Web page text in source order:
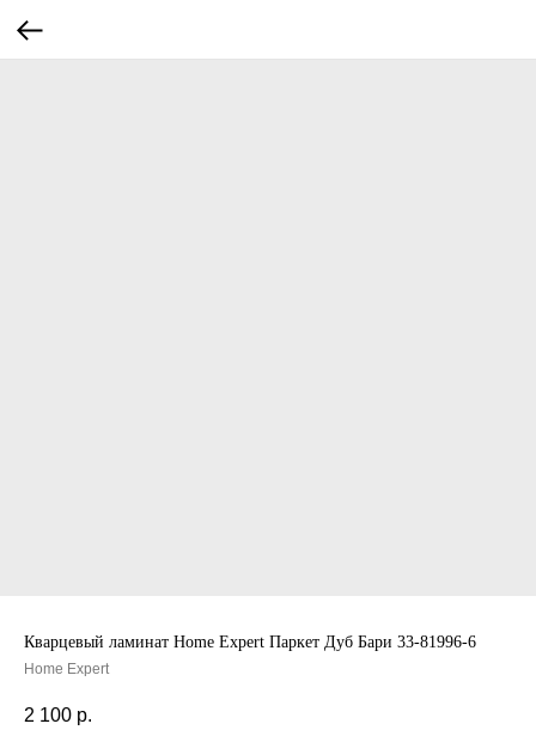
Кварцевый ламинат Home Expert Паркет Дуб Бари 33-81996-6
Home Expert
2 100 р.